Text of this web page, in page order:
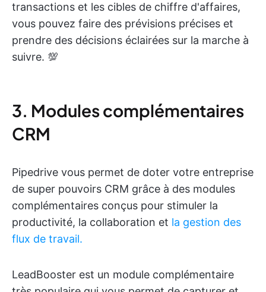
transactions et les cibles de chiffre d'affaires,
vous pouvez faire des prévisions précises et
prendre des décisions éclairées sur la marche à
suivre. 💯
3. Modules complémentaires
CRM
Pipedrive vous permet de doter votre entreprise
de super pouvoirs CRM grâce à des modules
complémentaires conçus pour stimuler la
productivité, la collaboration et la gestion des
flux de travail.
LeadBooster est un module complémentaire